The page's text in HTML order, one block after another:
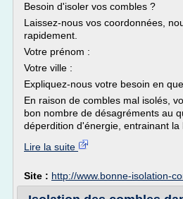
Besoin d'isoler vos combles ?
Laissez-nous vos coordonnées,
rapidement.
Votre prénom :
Votre ville :
Expliquez-nous votre besoin en
En raison de combles mal isolés,
bon nombre de désagréments au
déperdition d'énergie, entrainant la
Lire la suite
Site : http://www.bonne-isolation-